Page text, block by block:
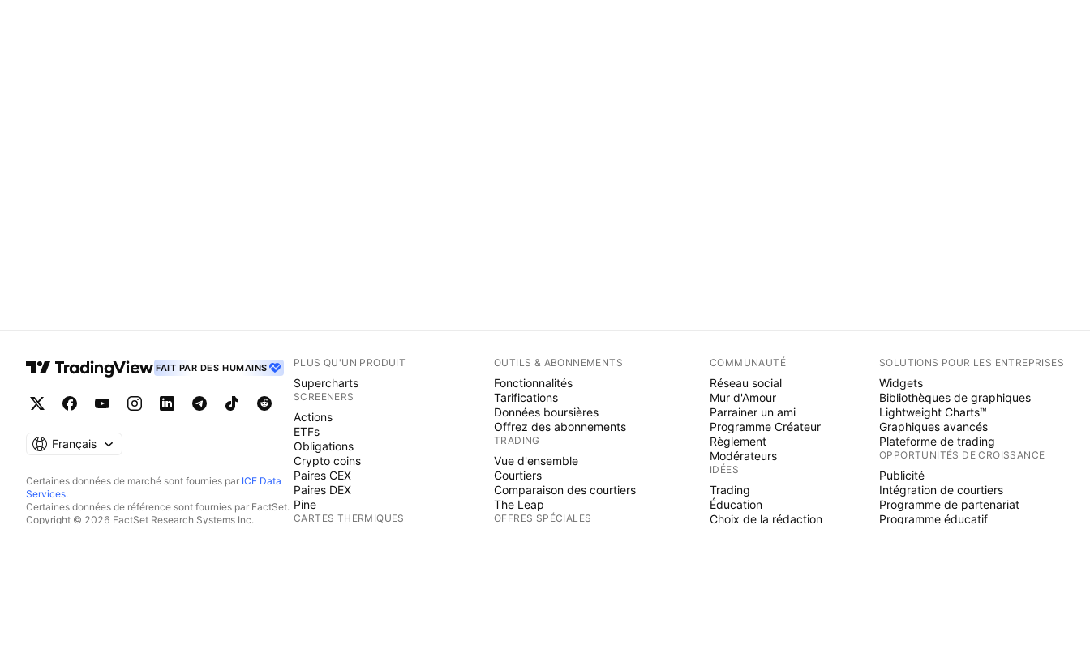
FAIT PAR DES HUMAINS
Français
Certaines données de marché sont fournies par ICE Data
Services.
Certaines données de référence sont fournies par FactSet.
Copyright © 2026 FactSet Research Systems Inc.
PLUS QU'UN PRODUIT
Supercharts
SCREENERS
Actions
ETFs
Obligations
Crypto coins
Paires CEX
Paires DEX
Pine
CARTES THERMIQUES
OUTILS & ABONNEMENTS
Fonctionnalités
Tarifications
Données boursières
Offrez des abonnements
TRADING
Vue d'ensemble
Courtiers
Comparaison des courtiers
The Leap
OFFRES SPÉCIALES
COMMUNAUTÉ
Réseau social
Mur d'Amour
Parrainer un ami
Programme Créateur
Règlement
Modérateurs
IDÉES
Trading
Éducation
Choix de la rédaction
SOLUTIONS POUR LES ENTREPRISES
Widgets
Bibliothèques de graphiques
Lightweight Charts™
Graphiques avancés
Plateforme de trading
OPPORTUNITÉS DE CROISSANCE
Publicité
Intégration de courtiers
Programme de partenariat
Programme éducatif